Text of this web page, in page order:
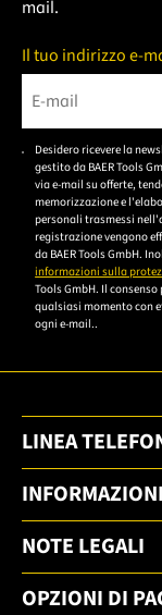
mail.
Il tuo indirizzo e-
Bitte geben Sie
Desidero ricevere la
gestito da BAER Tools
via e-mail su offerte,
memorizzazione e
personali trasmessi
registrazione vengono
da BAER Tools GmbH.
informazioni sulla
Tools GmbH. Il
qualsiasi momento con
ogni e-mail..
LINEA
INFORMAZIONI
NOTE LEGALI
OPZIONI DI